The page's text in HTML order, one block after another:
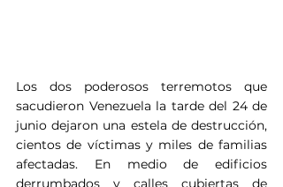
Los dos poderosos terremotos que
sacudieron Venezuela la tarde del 24 de
junio dejaron una estela de destrucción,
cientos de víctimas y miles de familias
afectadas. En medio de edificios
derrumbados y calles cubiertas de